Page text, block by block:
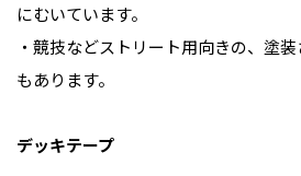
にむいています。
・競技などストリート用向きの、塗
もあります。
デッキテープ